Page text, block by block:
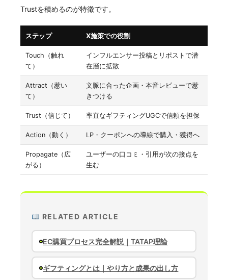
Trustを積めるのが特徴です。
ステップ X施策での役割
Touch（触れ
て）
インフルエンサー投稿とリポストで潜
在層に拡散
Attract（惹い
て）
文脈に合った企画・本音レビューで惹
きつける
Trust（信じて） 率直なギフティングUGCで信頼を担保
Action（動く） LP・クーポンへの導線で購入・獲得へ
Propagate（広
がる）
ユーザーの口コミ・引用が次の接点を
生む
RELATED ARTICLE
EC購買プロセス完全解説｜TATAP理論
ギフティングとは｜やり方と成果の出し方